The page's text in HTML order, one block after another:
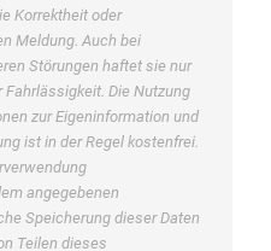
Korrektheit oder
Meldung. Auch bei
Störungen haftet sie nur
Die Nutzung
zur Eigeninformation und
ist in der Regel kostenfrei.
angegebenen
Speicherung dieser Daten
Teilen dieses